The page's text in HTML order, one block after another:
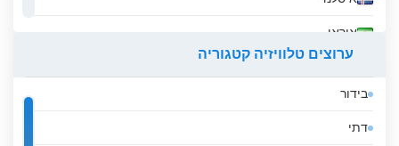
איראן
אל סלבדור
אלבניה
ערוצים טלוויזיה קטגוריה
בידור
דתי